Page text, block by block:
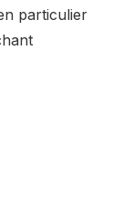
particulier